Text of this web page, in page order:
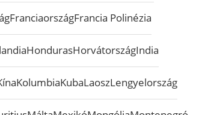
FranciaországFrancia Polinézia
HondurasHorvátországIndia
KolumbiaKubaLaoszLengyelország